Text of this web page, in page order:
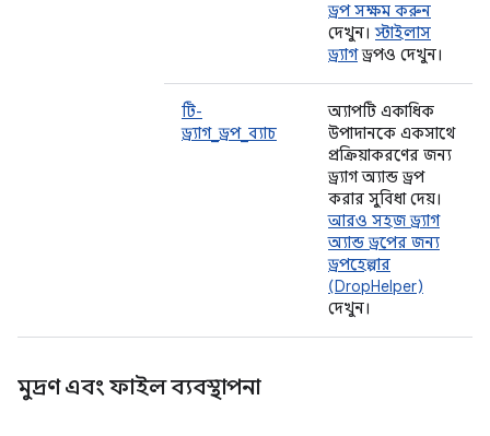
ড্রপ সক্ষম করুন
দেখুন।স্টাইলাস
ড্র্যাগড্রপও দেখুন।
টি-
ড্র্যাগ_ড্রপ_ব্যাচ
অ্যাপটি একাধিক
উপাদানকে একসাথে
প্রক্রিয়াকরণের জন্য
ড্র্যাগ অ্যান্ড ড্রপ
করার সুবিধা দেয়।
আরও সহজ ড্র্যাগ
অ্যান্ড ড্রপের জন্য
ড্রপহেল্পার
(DropHelper)
দেখুন।
মুদ্রণ এবং ফাইল ব্যবস্থাপনা